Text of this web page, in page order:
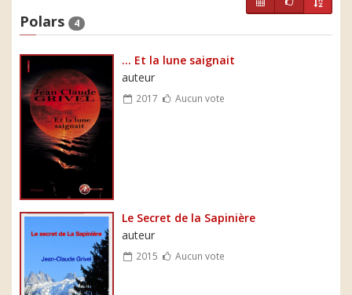
Polars 4
... Et la lune saignait
auteur
2017 Aucun vote
Le Secret de la Sapinière
auteur
2015 Aucun vote